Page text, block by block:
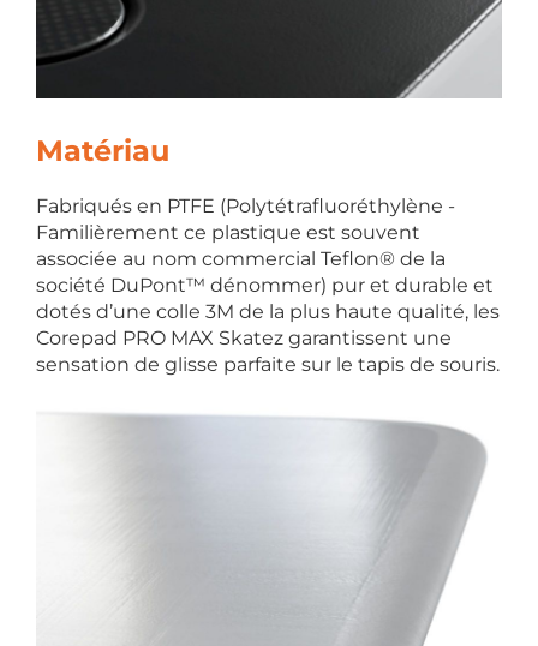
Matériau
Fabriqués en PTFE (Polytétrafluoréthylène -
Familièrement ce plastique est souvent
associée au nom commercial Teflon® de la
société DuPont™ dénommer) pur et durable et
dotés d’une colle 3M de la plus haute qualité, les
Corepad PRO MAX Skatez garantissent une
sensation de glisse parfaite sur le tapis de souris.